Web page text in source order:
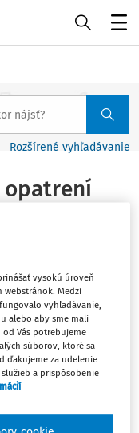
Rozšírené vyhľadávanie
opatrení
(školský zákon) a o
v znení neskorších
dopĺňajú niektoré
podporné
do výchovy a
vysokú úroveň
Medzi
vyhľadávanie,
alebo aby sme mali
Vás potrebujeme
súborov, ktoré sa
ďakujeme za udelenie
a prispôsobenie